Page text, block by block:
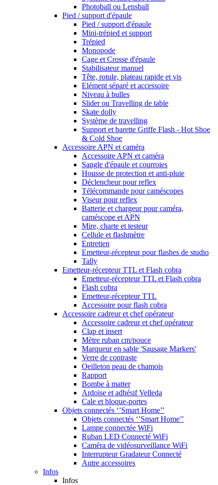
Photoball ou Lensball
Pied / support d'épaule
Pied / support d'épaule
Mini-trépied et support
Trépied
Monopode
Cage et Crosse d'épaule
Stabilisateur manuel
Tête, rotule, plateau rapide et vis
Elément séparé et accessoire
Niveau à bulles
Slider ou Travelling de table
Skate dolly
Système de travelling
Support et barette Griffe Flash - Hot Shoe
& Cold Shoe
Accessoire APN et caméra
Accessoire APN et caméra
Sangle d'épaule et courroies
Housse de protection et anti-pluie
Déclencheur pour reflex
Télécommande pour caméscopes
Viseur pour reflex
Batterie et chargeur pour caméra,
caméscope et APN
Mire, charte et testeur
Cellule et flashmètre
Entretien
Emetteur-récepteur pour flashes de studio
Tally
Emetteur-récepteur TTL et Flash cobra
Emetteur-récepteur TTL et Flash cobra
Flash cobra
Emetteur-récepteur TTL
Accessoire pour flash cobra
Accessoire cadreur et chef opérateur
Accessoire cadreur et chef opérateur
Clap et insert
Mètre ruban cm/pouce
Marqueur en sable 'Sausage Markers'
Verre de contraste
Oeilleton peau de chamois
Rapport
Bombe à matter
Ardoise et adhésif Velleda
Cale et bloque-portes
Objets connectés ‘’Smart Home’’
Objets connectés ‘’Smart Home’’
Lampe connectée WiFi
Ruban LED Connecté WiFi
Caméra de vidéosurveillance WiFi
Interrupteur Gradateur Connecté
Autre accessoires
Infos
Infos